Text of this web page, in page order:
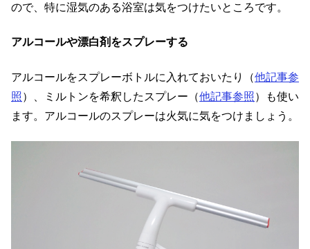
ので、特に湿気のある浴室は気をつけたいところです。
アルコールや漂白剤をスプレーする
アルコールをスプレーボトルに入れておいたり（他記事参
照）、ミルトンを希釈したスプレー（他記事参照）も使い
ます。アルコールのスプレーは火気に気をつけましょう。